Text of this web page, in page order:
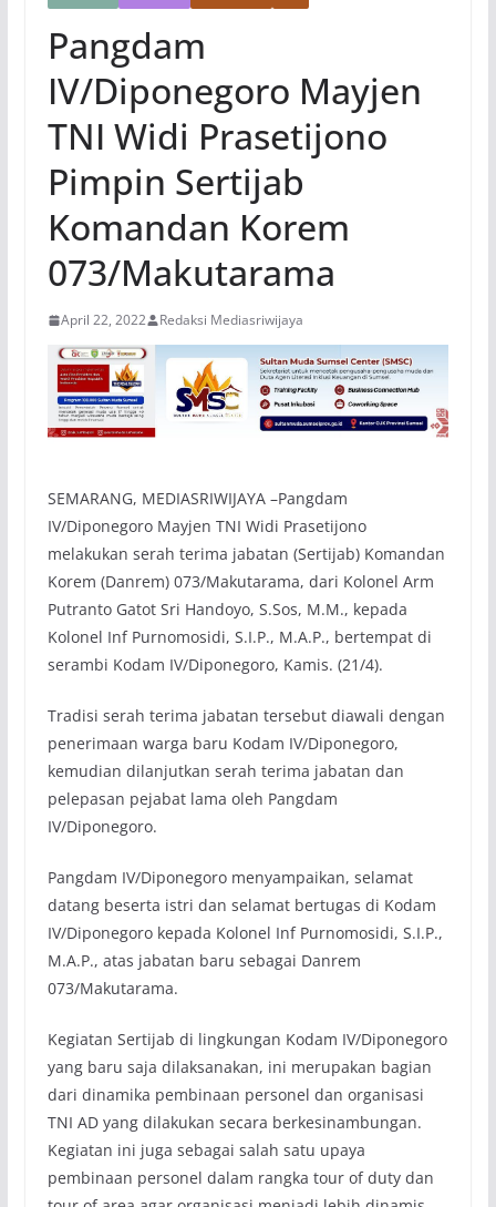
Pangdam
IV/Diponegoro Mayjen
TNI Widi Prasetijono
Pimpin Sertijab
Komandan Korem
073/Makutarama
April 22, 2022 Redaksi Mediasriwijaya
SEMARANG, MEDIASRIWIJAYA –Pangdam
IV/Diponegoro Mayjen TNI Widi Prasetijono
melakukan serah terima jabatan (Sertijab) Komandan
Korem (Danrem) 073/Makutarama, dari Kolonel Arm
Putranto Gatot Sri Handoyo, S.Sos, M.M., kepada
Kolonel Inf Purnomosidi, S.I.P., M.A.P., bertempat di
serambi Kodam IV/Diponegoro, Kamis. (21/4).
Tradisi serah terima jabatan tersebut diawali dengan
penerimaan warga baru Kodam IV/Diponegoro,
kemudian dilanjutkan serah terima jabatan dan
pelepasan pejabat lama oleh Pangdam
IV/Diponegoro.
Pangdam IV/Diponegoro menyampaikan, selamat
datang beserta istri dan selamat bertugas di Kodam
IV/Diponegoro kepada Kolonel Inf Purnomosidi, S.I.P.,
M.A.P., atas jabatan baru sebagai Danrem
073/Makutarama.
Kegiatan Sertijab di lingkungan Kodam IV/Diponegoro
yang baru saja dilaksanakan, ini merupakan bagian
dari dinamika pembinaan personel dan organisasi
TNI AD yang dilakukan secara berkesinambungan.
Kegiatan ini juga sebagai salah satu upaya
pembinaan personel dalam rangka tour of duty dan